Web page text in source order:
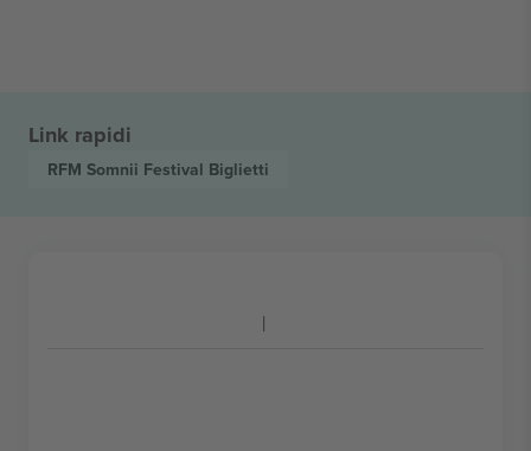
Link rapidi
RFM Somnii Festival Biglietti